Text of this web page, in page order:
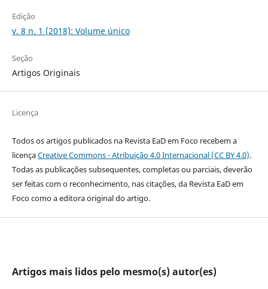
Edição
v. 8 n. 1 (2018): Volume único
Seção
Artigos Originais
Licença
Todos os artigos publicados na Revista EaD em Foco recebem a
licençaCreative Commons - Atribuição 4.0 Internacional (CC BY 4.0).
Todas as publicações subsequentes, completas ou parciais, deverão
ser feitas com o reconhecimento, nas citações, da Revista EaD em
Foco como a editora original do artigo.
Artigos mais lidos pelo mesmo(s) autor(es)